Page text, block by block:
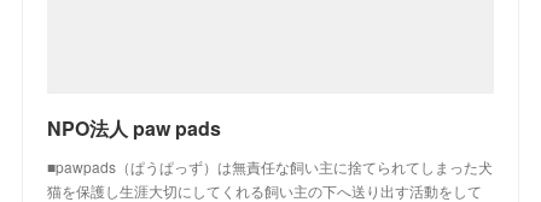
NPO法人 paw pads
■pawpads（ぱうぱっず）は無責任な飼い主に捨てられてしまった犬
猫を保護し生涯大切にしてくれる飼い主の下へ送り出す活動をして